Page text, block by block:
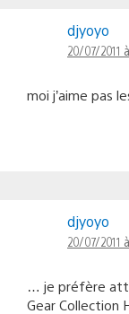
djyoyo
20/07/2011
moi j’aime pas
djyoyo
20/07/2011
… je préfère
Gear Collection